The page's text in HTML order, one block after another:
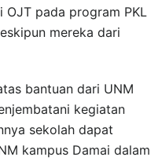
pada program PKL
mereka dari
bantuan dari UNM
kegiatan
sekolah dapat
kampus Damai dalam